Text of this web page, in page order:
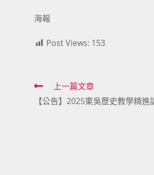
海報
Post Views: 153
Read
more
上一篇文章
【公告】2025東吳歷史教學精進